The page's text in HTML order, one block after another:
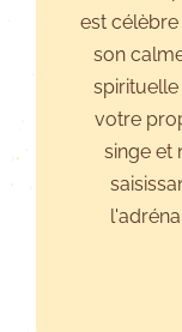
est
son
votre
singe et